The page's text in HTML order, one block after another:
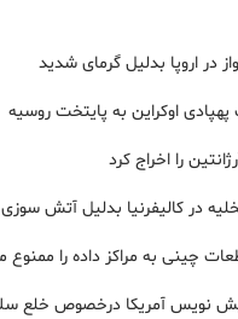
در اروپا بدلیل گرمای شدید
اوکراین به پایتخت روسیه
را اخراج کرد
در کالیفرنیا بدلیل آتش
چینی به مراکز داده را ممنوع
پیش نویس آمریکا درخصوص خلع